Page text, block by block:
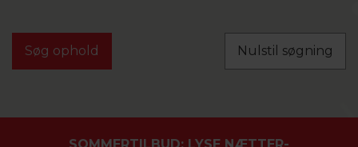
Nulstil søgning